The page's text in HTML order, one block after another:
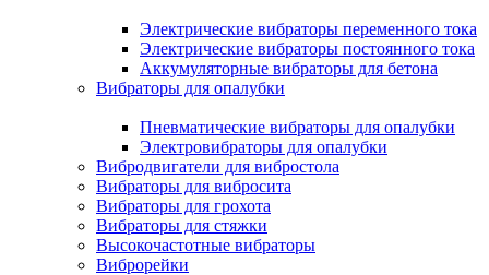
Электрические вибраторы переменного тока
Электрические вибраторы постоянного тока
Аккумуляторные вибраторы для бетона
Вибраторы для опалубки
Пневматические вибраторы для опалубки
Электровибраторы для опалубки
Вибродвигатели для вибростола
Вибраторы для вибросита
Вибраторы для грохота
Вибраторы для стяжки
Высокочастотные вибраторы
Виброрейки